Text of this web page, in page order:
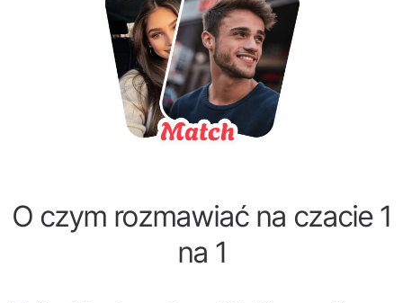
O czym rozmawiać na czacie 1
na 1